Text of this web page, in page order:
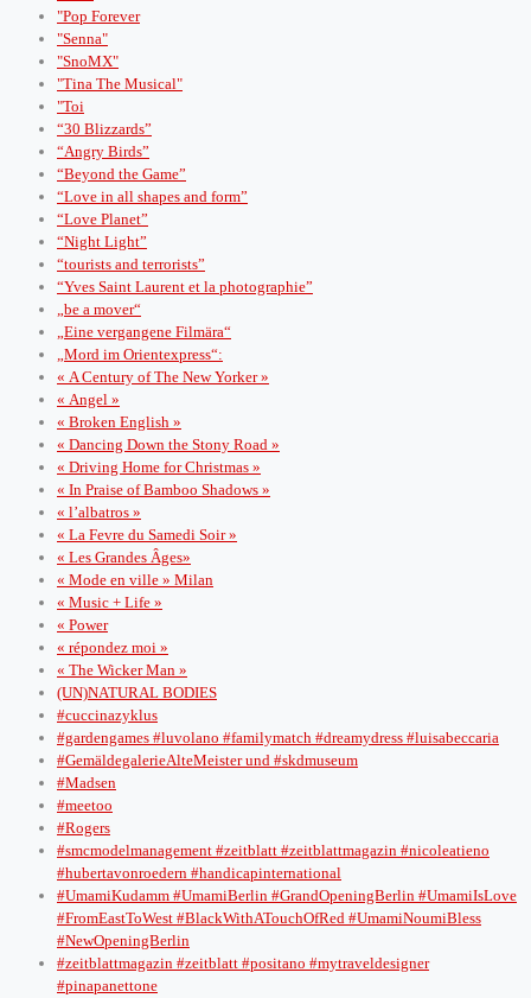
"Pop Forever
"Senna"
"SnoMX"
"Tina The Musical"
"Toi
“30 Blizzards”
“Angry Birds”
“Beyond the Game”
“Love in all shapes and form”
“Love Planet”
“Night Light”
“tourists and terrorists”
“Yves Saint Laurent et la photographie”
„be a mover“
„Eine vergangene Filmära“
„Mord im Orientexpress“:
« A Century of The New Yorker »
« Angel »
« Broken English »
« Dancing Down the Stony Road »
« Driving Home for Christmas »
« In Praise of Bamboo Shadows »
« l’albatros »
« La Fevre du Samedi Soir »
« Les Grandes Âges»
« Mode en ville » Milan
« Music + Life »
« Power
« répondez moi »
« The Wicker Man »
(UN)NATURAL BODIES
#cuccinazyklus
#gardengames #luvolano #familymatch #dreamydress #luisabeccaria
#GemäldegalerieAlteMeister und #skdmuseum
#Madsen
#meetoo
#Rogers
#smcmodelmanagement #zeitblatt #zeitblattmagazin #nicoleatieno
#hubertavonroedern #handicapinternational
#UmamiKudamm #UmamiBerlin #GrandOpeningBerlin #UmamiIsLove
#FromEastToWest #BlackWithATouchOfRed #UmamiNoumiBless
#NewOpeningBerlin
#zeitblattmagazin #zeitblatt #positano #mytraveldesigner
#pinapanettone